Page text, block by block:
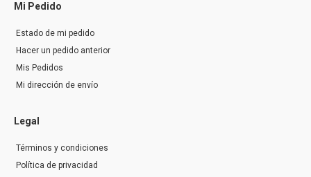
Mi Pedido
Estado de mi pedido
Hacer un pedido anterior
Mis Pedidos
Mi dirección de envío
Legal
Términos y condiciones
Política de privacidad